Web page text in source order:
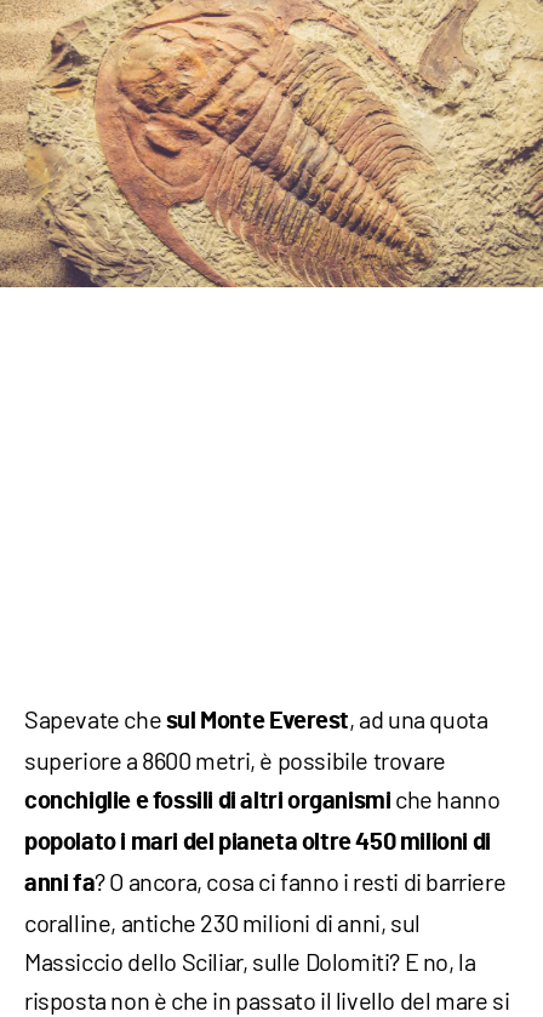
Sapevate che sul Monte Everest, ad una quota
superiore a 8600 metri, è possibile trovare
conchiglie e fossili di altri organismi che hanno
popolato i mari del pianeta oltre 450 milioni di
anni fa? O ancora, cosa ci fanno i resti di barriere
coralline, antiche 230 milioni di anni, sul
Massiccio dello Sciliar, sulle Dolomiti? E no, la
risposta non è che in passato il livello del mare si